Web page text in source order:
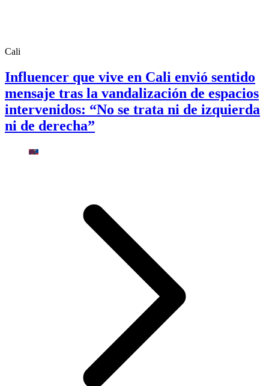
Cali
Influencer que vive en Cali envió sentido
mensaje tras la vandalización de espacios
intervenidos: “No se trata ni de izquierda
ni de derecha”